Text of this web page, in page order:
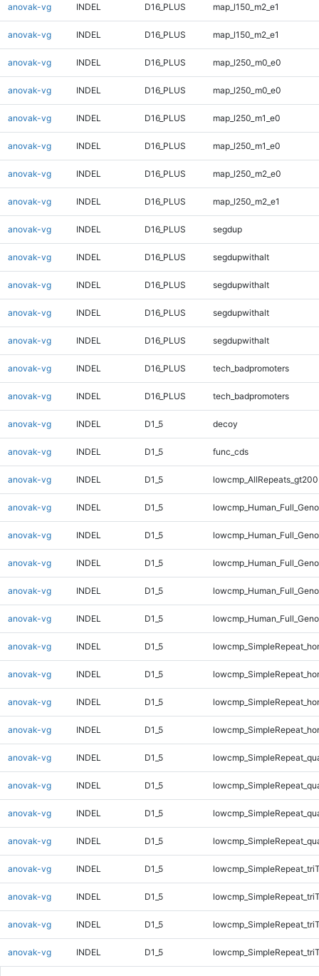
anovak-vg INDEL D16_PLUS map_l150_m2_e1
anovak-vg INDEL D16_PLUS map_l150_m2_e1
anovak-vg INDEL D16_PLUS map_l250_m0_e0
anovak-vg INDEL D16_PLUS map_l250_m0_e0
anovak-vg INDEL D16_PLUS map_l250_m1_e0
anovak-vg INDEL D16_PLUS map_l250_m1_e0
anovak-vg INDEL D16_PLUS map_l250_m2_e0
anovak-vg INDEL D16_PLUS map_l250_m2_e1
anovak-vg INDEL D16_PLUS segdup
anovak-vg INDEL D16_PLUS segdupwithalt
anovak-vg INDEL D16_PLUS segdupwithalt
anovak-vg INDEL D16_PLUS segdupwithalt
anovak-vg INDEL D16_PLUS segdupwithalt
anovak-vg INDEL D16_PLUS tech_badpromoters
anovak-vg INDEL D16_PLUS tech_badpromoters
anovak-vg INDEL D1_5 decoy
anovak-vg INDEL D1_5 func_cds
anovak-vg INDEL D1_5
anovak-vg INDEL D1_5
anovak-vg INDEL D1_5
anovak-vg INDEL D1_5
anovak-vg INDEL D1_5
anovak-vg INDEL D1_5
anovak-vg INDEL D1_5
anovak-vg INDEL D1_5
anovak-vg INDEL D1_5
anovak-vg INDEL D1_5
anovak-vg INDEL D1_5
anovak-vg INDEL D1_5
anovak-vg INDEL D1_5
anovak-vg INDEL D1_5
anovak-vg INDEL D1_5
anovak-vg INDEL D1_5
anovak-vg INDEL D1_5
anovak-vg INDEL D1_5